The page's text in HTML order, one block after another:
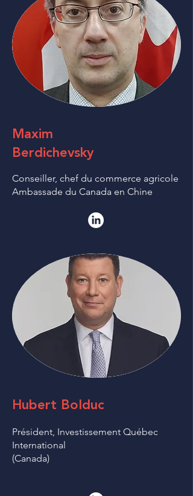
Maxim
Berdichevsky
Conseiller, chef du commerce agricole
Ambassade du Canada en Chine
Hubert Bolduc
Président, Investissement Québec
International
(Canada)